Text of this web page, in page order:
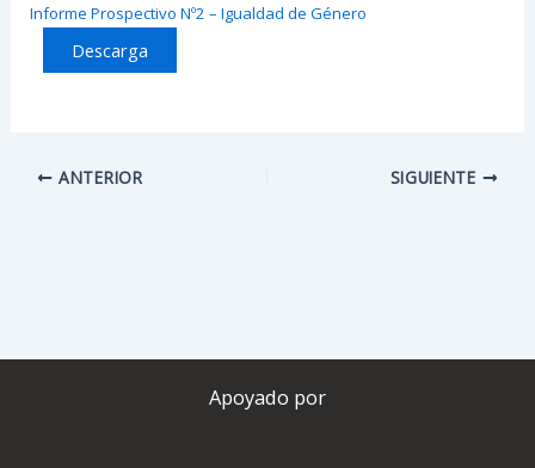
Informe Prospectivo Nº2 – Igualdad de Género
Descarga
ANTERIOR SIGUIENTE
Apoyado por